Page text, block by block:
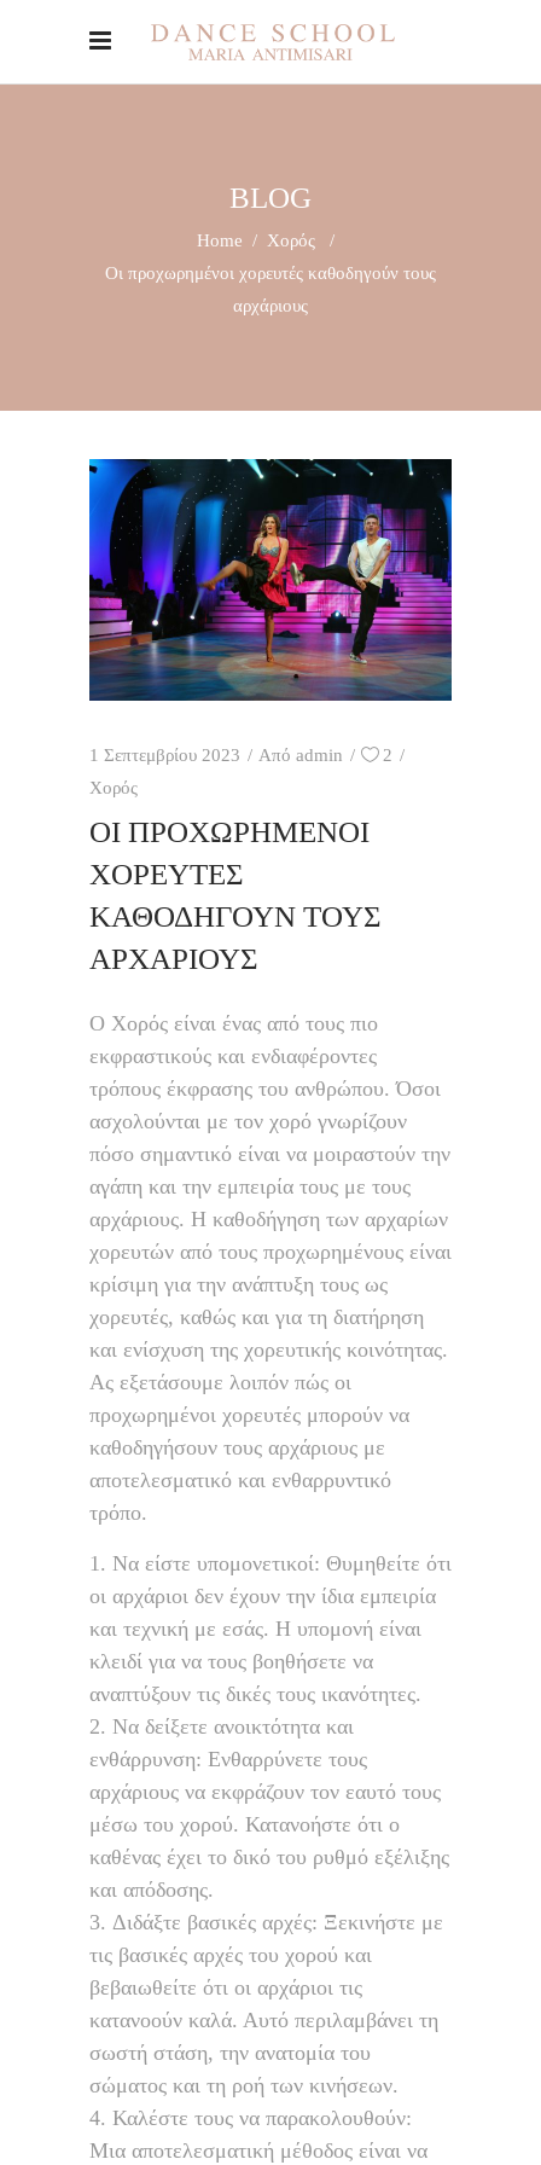
BLOG
Home / Χορός
/
Οι προχωρημένοι χορευτές καθοδηγούν τους
αρχάριους
1 Σεπτεμβρίου 2023 Από admin
2
Χορός
ΟΙ ΠΡΟΧΩΡΗΜΈΝΟΙ
ΧΟΡΕΥΤΈΣ
ΚΑΘΟΔΗΓΟΎΝ ΤΟΥΣ
ΑΡΧΆΡΙΟΥΣ
Ο Χορός είναι ένας από τους πιο
εκφραστικούς και ενδιαφέροντες
τρόπους έκφρασης του ανθρώπου. Όσοι
ασχολούνται με τον χορό γνωρίζουν
πόσο σημαντικό είναι να μοιραστούν την
αγάπη και την εμπειρία τους με τους
αρχάριους. Η καθοδήγηση των αρχαρίων
χορευτών από τους προχωρημένους είναι
κρίσιμη για την ανάπτυξη τους ως
χορευτές, καθώς και για τη διατήρηση
και ενίσχυση της χορευτικής κοινότητας.
Ας εξετάσουμε λοιπόν πώς οι
προχωρημένοι χορευτές μπορούν να
καθοδηγήσουν τους αρχάριους με
αποτελεσματικό και ενθαρρυντικό
τρόπο.
Να είστε υπομονετικοί: Θυμηθείτε ότι
οι αρχάριοι δεν έχουν την ίδια εμπειρία
και τεχνική με εσάς. Η υπομονή είναι
κλειδί για να τους βοηθήσετε να
αναπτύξουν τις δικές τους ικανότητες.
Να δείξετε ανοικτότητα και
ενθάρρυνση: Ενθαρρύνετε τους
αρχάριους να εκφράζουν τον εαυτό τους
μέσω του χορού. Κατανοήστε ότι ο
καθένας έχει το δικό του ρυθμό εξέλιξης
και απόδοσης.
Διδάξτε βασικές αρχές: Ξεκινήστε με
τις βασικές αρχές του χορού και
βεβαιωθείτε ότι οι αρχάριοι τις
κατανοούν καλά. Αυτό περιλαμβάνει τη
σωστή στάση, την ανατομία του
σώματος και τη ροή των κινήσεων.
Καλέστε τους να παρακολουθούν:
Μια αποτελεσματική μέθοδος είναι να